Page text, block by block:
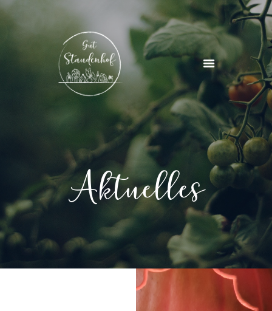
Aktuelles
STARTSEITE
ÜBER UNS
PROJEKTE & KURSE
AKTUELLES
KONTAKT